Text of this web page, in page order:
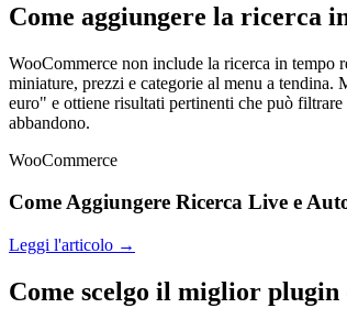
Come aggiungere la ricerca
WooCommerce non include la ricerca in tempo
miniature, prezzi e categorie al menu a
euro" e ottiene risultati pertinenti che può
abbandono.
WooCommerce
Come Aggiungere Ricerca Live e
Leggi l'articolo →
Come scelgo il miglior